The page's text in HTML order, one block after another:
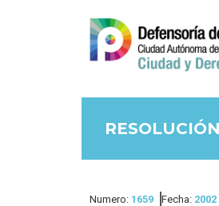
Numero: 1659 Fecha: 2002